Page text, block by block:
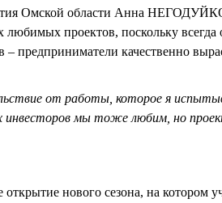
Омской области Анна
любимых проектов, поскольку всегда
– предприниматели качественно
от работы, которое я
инвесторов мы тоже любим, но
открытие нового сезона, на котором